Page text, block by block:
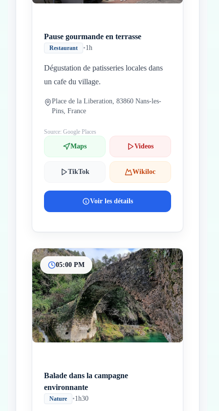
Pause gourmande en terrasse
Restaurant •1h
Dégustation de patisseries locales dans
un cafe du village.
Place de la Liberation, 83860 Nans-les-
Pins, France
Source: Google Places
Maps Videos
TikTok Wikiloc
Voir les détails
05:00 PM
Balade dans la campagne
environnante
Nature •1h30